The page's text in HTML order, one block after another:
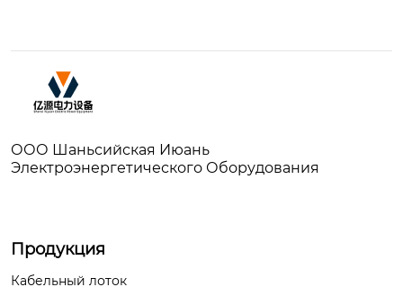
ООО Шаньсийская Июань
Электроэнергетического Оборудования
Продукция
Кабельный лоток